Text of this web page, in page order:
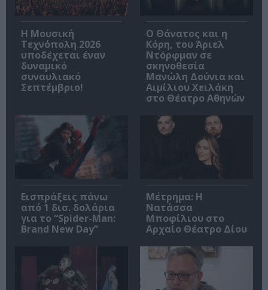
Η Μουσική
Τεχνόπολη 2026
υποδέχεται έναν
δυναμικό
συναυλιακό
Σεπτέμβριο!
Ο Θάνατος και η
Κόρη, του Άριελ
Ντόρφμαν σε
σκηνοθεσία
Μανώλη Δούνια και
Αιμίλιου Χειλάκη
στο Θέατρο Αθηνών
Εισπράξεις πάνω
από 1 δισ. δολάρια
για το “Spider-Man:
Brand New Day”
Μέτρημα: Η
Νατάσσα
Μποφίλιου στο
Αρχαίο Θέατρο Δίου